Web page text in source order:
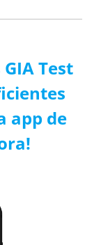
Test
app de